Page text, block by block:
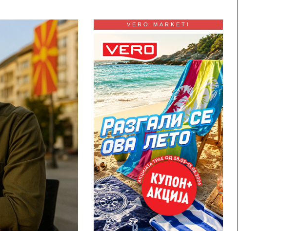
VERO MARKETI